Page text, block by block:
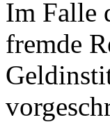
Im Falle
fremde